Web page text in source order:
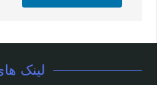
لینک